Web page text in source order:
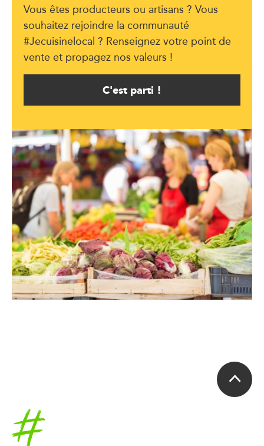
Vous êtes producteurs ou artisans ? Vous
souhaitez rejoindre la communauté
#Jecuisinelocal ? Renseignez votre point de
vente et propagez nos valeurs !
C'est parti !
Accueil